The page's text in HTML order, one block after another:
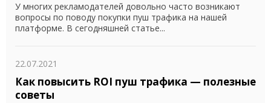
У многих рекламодателей довольно часто возникают
вопросы по поводу покупки пуш трафика на нашей
платформе. В сегодняшней статье...
22.07.2021
Как повысить ROI пуш трафика — полезные
советы